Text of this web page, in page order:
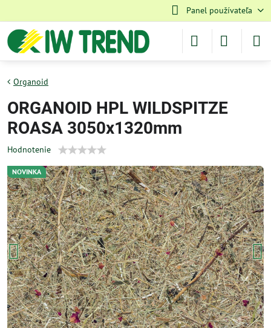
Panel používateľa
NOVINKA
Organoid
ORGANOID HPL WILDSPITZE
ROASA 3050x1320mm
Hodnotenie